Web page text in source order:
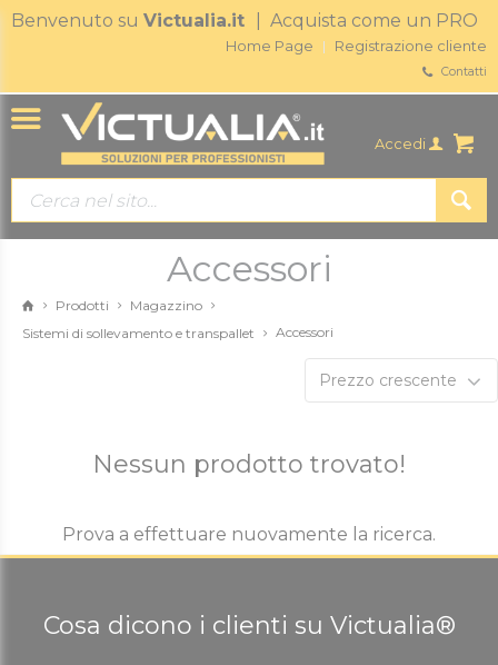
Benvenuto su Victualia.it | Acquista come un PRO
Home Page Registrazione cliente
Contatti
Accedi
Accessori
Prodotti
Magazzino
Sistemi di sollevamento e transpallet
Accessori
Prezzo crescente
Nessun prodotto trovato!
Prova a effettuare nuovamente la ricerca.
Cosa dicono i clienti su Victualia®